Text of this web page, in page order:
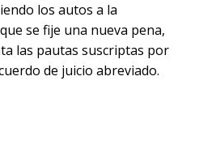
los autos a la
se fije una nueva pena,
las pautas suscriptas por
de juicio abreviado.